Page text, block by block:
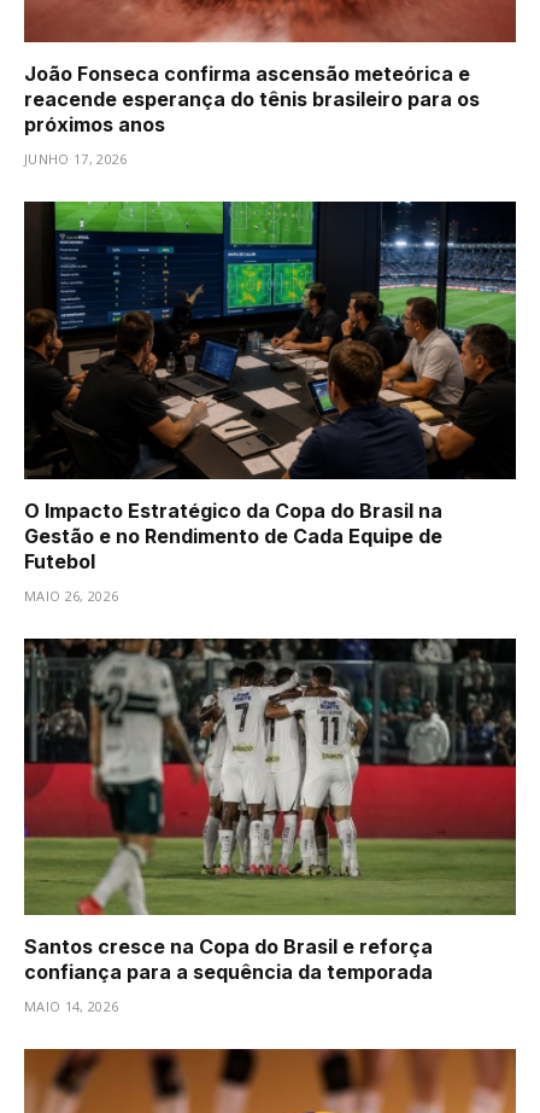
João Fonseca confirma ascensão meteórica e
reacende esperança do tênis brasileiro para os
próximos anos
JUNHO 17, 2026
O Impacto Estratégico da Copa do Brasil na
Gestão e no Rendimento de Cada Equipe de
Futebol
MAIO 26, 2026
Santos cresce na Copa do Brasil e reforça
confiança para a sequência da temporada
MAIO 14, 2026